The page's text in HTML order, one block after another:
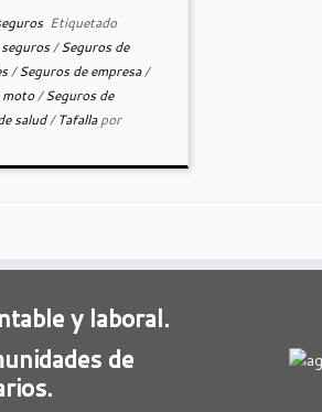
Etiquetado
/Seguros de
/Seguros de empresa/
moto/Seguros de
salud/Tafallapor
y laboral.
de